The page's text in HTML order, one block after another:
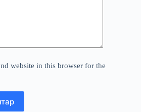
website in this browser for the